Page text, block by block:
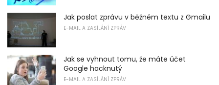
Jak poslat zprávu v běžném textu z Gmailu
E-MAIL A ZASÍLÁNÍ ZPRÁV
Jak se vyhnout tomu, že máte účet
Google hacknutý
E-MAIL A ZASÍLÁNÍ ZPRÁV